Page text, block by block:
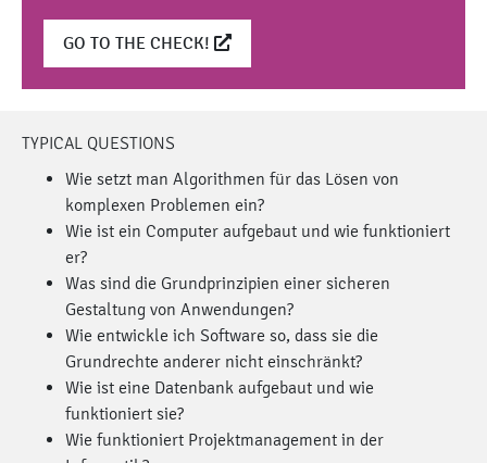
GO TO THE CHECK!
TYPICAL QUESTIONS
Wie setzt man Algorithmen für das Lösen von
komplexen Problemen ein?
Wie ist ein Computer aufgebaut und wie funktioniert
er?
Was sind die Grundprinzipien einer sicheren
Gestaltung von Anwendungen?
Wie entwickle ich Software so, dass sie die
Grundrechte anderer nicht einschränkt?
Wie ist eine Datenbank aufgebaut und wie
funktioniert sie?
Wie funktioniert Projektmanagement in der